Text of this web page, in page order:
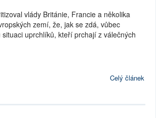
vlády Británie, Francie a několika
zemí, že, jak se zdá, vůbec
uprchlíků, kteří prchají z válečných
Celý článek